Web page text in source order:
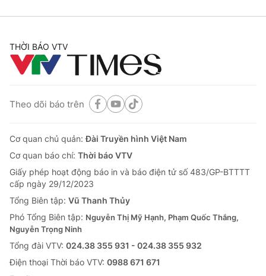
THỜI BÁO VTV
Theo dõi báo trên
Cơ quan chủ quản:Đài Truyền hình Việt Nam
Cơ quan báo chí: Thời báo VTV
Giấy phép hoạt động báo in và báo điện tử số 483/GP-BTTTT
cấp ngày 29/12/2023
Tổng Biên tập: Vũ Thanh Thủy
Phó Tổng Biên tập: Nguyễn Thị Mỹ Hạnh, Phạm Quốc Thắng,
Nguyễn Trọng Ninh
Tổng đài VTV: 024.38 355 931 - 024.38 355 932
Ðiện thoại Thời báo VTV: 0988 671 671